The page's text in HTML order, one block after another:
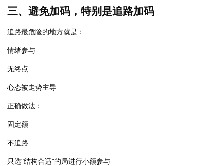
三、避免加码，特别是追路加码
追路最危险的地方就是：
情绪参与
无终点
心态被走势主导
正确做法：
固定额
不追路
只选“结构合适”的局进行小额参与